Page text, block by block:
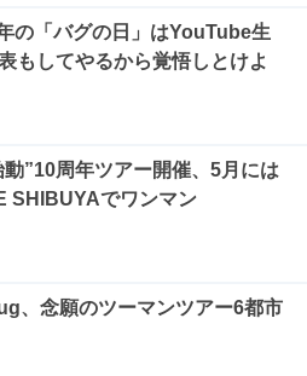
の「バグの日」はYouTube生
もしてやるから覚悟しとけよ
”10周年ツアー開催、5月には
SHIBUYAでワンマン
、念願のツーマンツアー6都市